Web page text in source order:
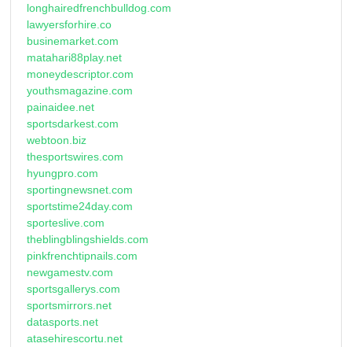
longhairedfrenchbulldog.com
lawyersforhire.co
businemarket.com
matahari88play.net
moneydescriptor.com
youthsmagazine.com
painaidee.net
sportsdarkest.com
webtoon.biz
thesportswires.com
hyungpro.com
sportingnewsnet.com
sportstime24day.com
sporteslive.com
theblingblingshields.com
pinkfrenchtipnails.com
newgamestv.com
sportsgallerys.com
sportsmirrors.net
datasports.net
atasehirescortu.net